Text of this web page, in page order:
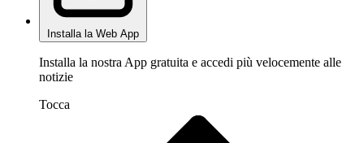
Installa la Web App
Installa la nostra App gratuita e accedi più velocemente alle
notizie
Tocca